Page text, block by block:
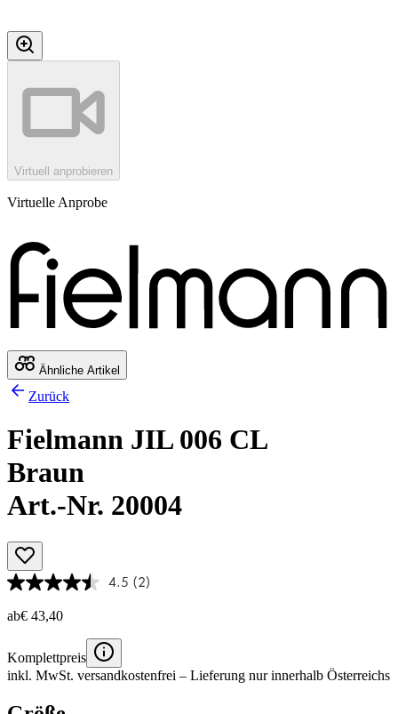
Virtuell anprobieren
Virtuelle Anprobe
Ähnliche Artikel
Zurück
Fielmann JIL 006 CL
Braun
Art.-Nr. 20004
4.5 (2)
ab€ 43,40
Komplettpreis
inkl. MwSt. versandkostenfrei – Lieferung nur innerhalb Österreichs